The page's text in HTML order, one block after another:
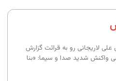
لاریجانی رو به قرائت گزارش
واکنش شدید صدا و سیما: «بنا